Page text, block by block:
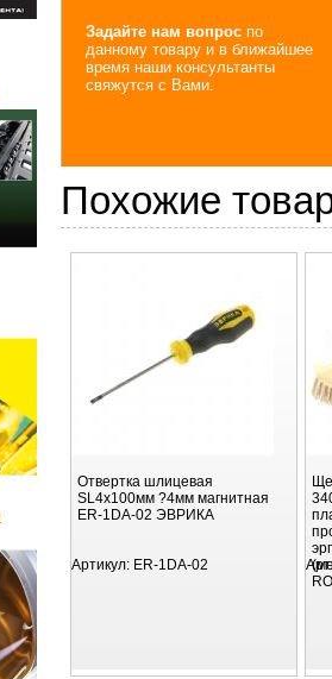
Задайте нам вопрос по
данному товару и в ближайшее
время наши консультанты
свяжутся с Вами.
Похожие
Отвертка шлицевая
SL4х100мм ?4мм магнитная
ER-1DA-02 ЭВРИКА
Артикул: ER-1DA-02